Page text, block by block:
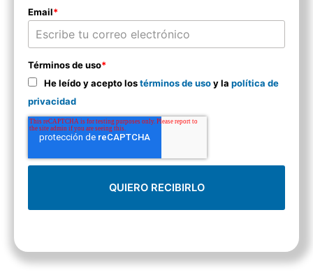
Email*
Términos de uso*
He leído y acepto lostérminos de usoy la política de
privacidad